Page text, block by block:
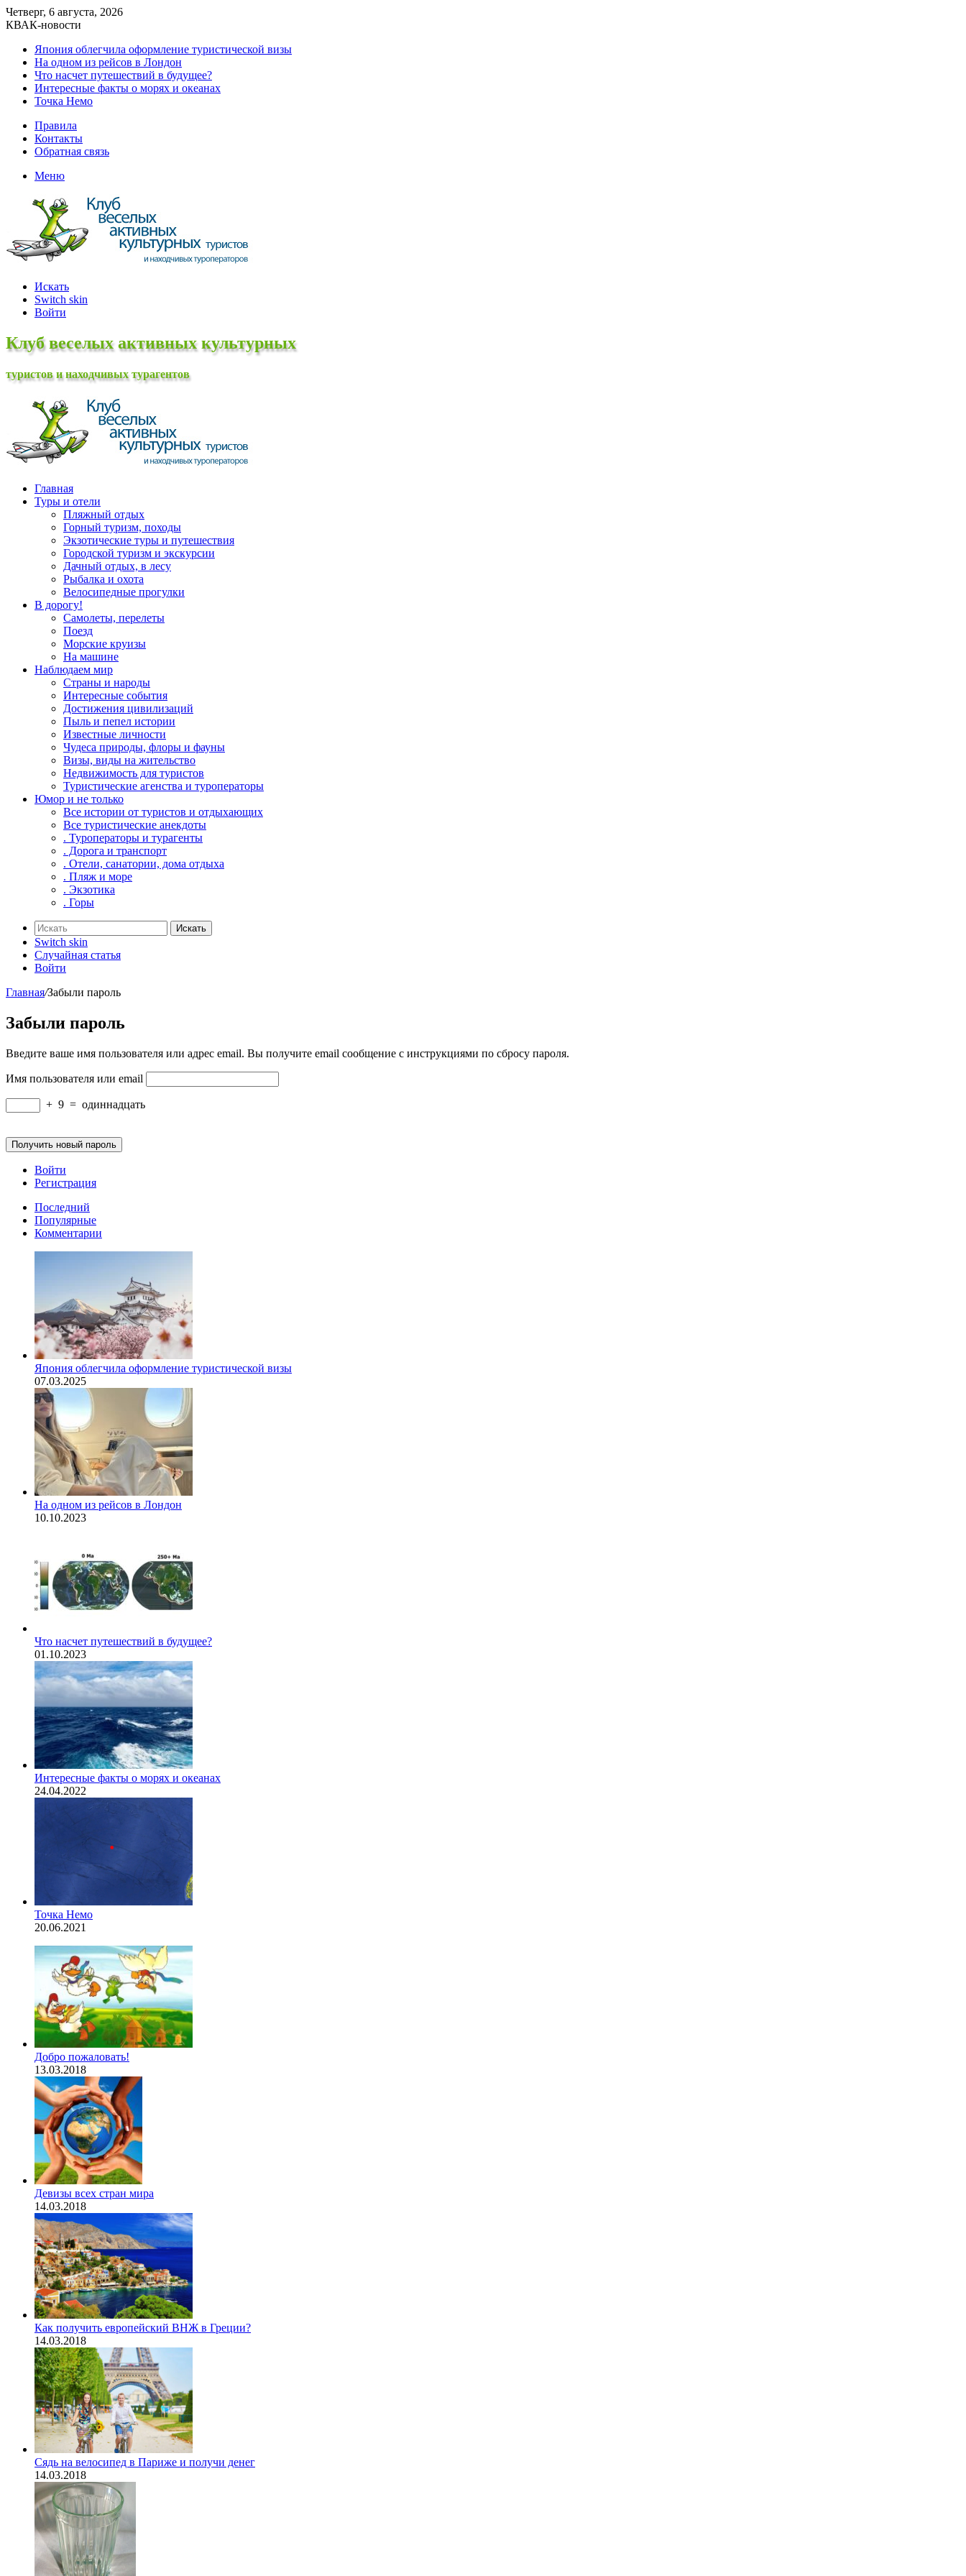
Четверг, 6 августа, 2026
КВАК-новости
Япония облегчила оформление туристической визы
На одном из рейсов в Лондон
Что насчет путешествий в будущее?
Интересные факты о морях и океанах
Точка Немо
Правила
Контакты
Обратная связь
Меню
Искать
Switch skin
Войти
Клуб веселых активных культурных
туристов и находчивых турагентов
Главная
Туры и отели
Пляжный отдых
Горный туризм, походы
Экзотические туры и путешествия
Городской туризм и экскурсии
Дачный отдых, в лесу
Рыбалка и охота
Велосипедные прогулки
В дорогу!
Самолеты, перелеты
Поезд
Морские круизы
На машине
Наблюдаем мир
Страны и народы
Интересные события
Достижения цивилизаций
Пыль и пепел истории
Известные личности
Чудеса природы, флоры и фауны
Визы, виды на жительство
Недвижимость для туристов
Туристические агенства и туроператоры
Юмор и не только
Все истории от туристов и отдыхающих
Все туристические анекдоты
. Туроператоры и турагенты
. Дорога и транспорт
. Отели, санатории, дома отдыха
. Пляж и море
. Экзотика
. Горы
Искать
Switch skin
Случайная статья
Войти
Главная/Забыли пароль
Забыли пароль
Введите ваше имя пользователя или адрес email. Вы получите email сообщение с инструкциями по сбросу пароля.
Имя пользователя или email
+ 9 = одиннадцать
Получить новый пароль
Войти
Регистрация
Последний
Популярные
Комментарии
Япония облегчила оформление туристической визы
07.03.2025
На одном из рейсов в Лондон
10.10.2023
Что насчет путешествий в будущее?
01.10.2023
Интересные факты о морях и океанах
24.04.2022
Точка Немо
20.06.2021
Добро пожаловать!
13.03.2018
Девизы всех стран мира
14.03.2018
Как получить европейский ВНЖ в Греции?
14.03.2018
Сядь на велосипед в Париже и получи денег
14.03.2018